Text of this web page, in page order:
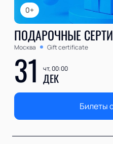
0+
ПОДАРОЧНЫЕ
Москва Gift certificate
31 чт, 00:00
ДЕК
Билеты